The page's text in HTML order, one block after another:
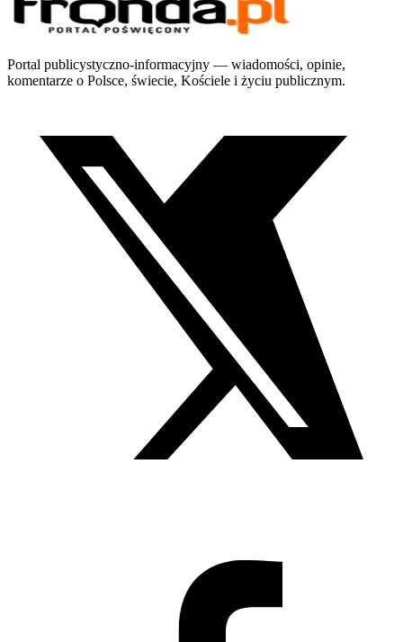
Portal publicystyczno-informacyjny — wiadomości, opinie,
komentarze o Polsce, świecie, Kościele i życiu publicznym.